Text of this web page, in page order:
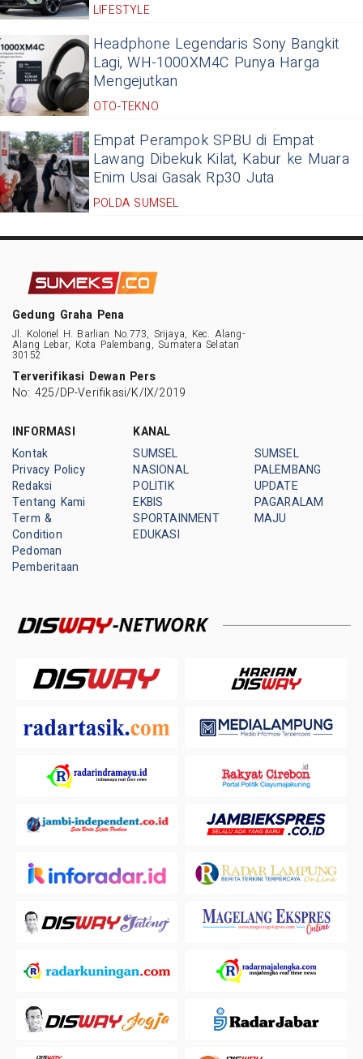
LIFESTYLE
Headphone Legendaris Sony Bangkit
Lagi, WH-1000XM4C Punya Harga
Mengejutkan
OTO-TEKNO
Empat Perampok SPBU di Empat
Lawang Dibekuk Kilat, Kabur ke Muara
Enim Usai Gasak Rp30 Juta
POLDA SUMSEL
Gedung Graha Pena
Jl. Kolonel H. Barlian No.773, Srijaya, Kec. Alang-
Alang Lebar, Kota Palembang, Sumatera Selatan
30152
Terverifikasi Dewan Pers
No: 425/DP-Verifikasi/K/IX/2019
INFORMASI
Kontak
Privacy Policy
Redaksi
Tentang Kami
Term &
Condition
Pedoman
Pemberitaan
KANAL
SUMSEL
NASIONAL
POLITIK
EKBIS
SPORTAINMENT
EDUKASI
SUMSEL
PALEMBANG
UPDATE
PAGARALAM
MAJU